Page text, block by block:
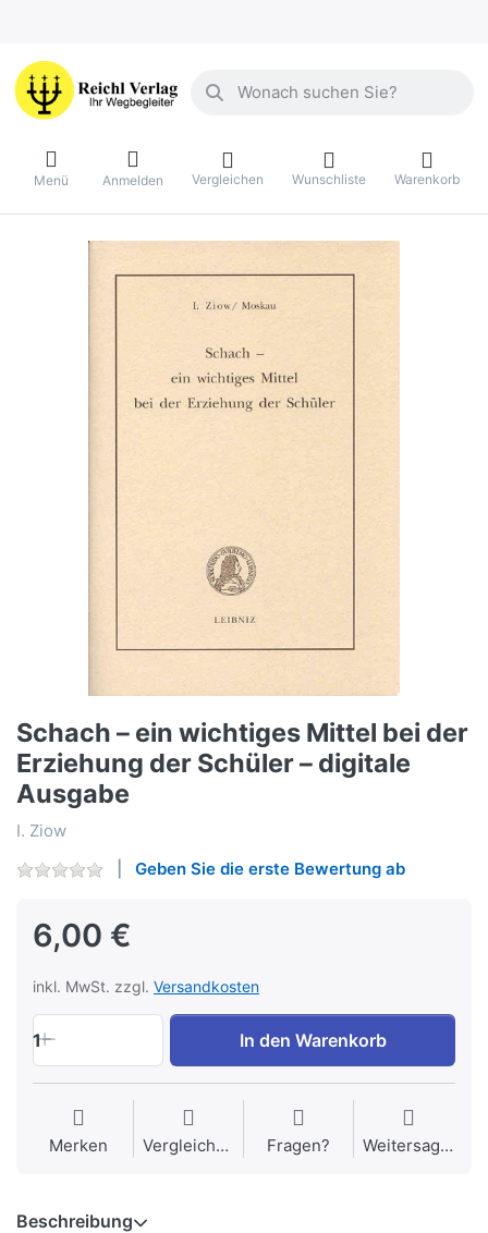
Geben Sie einen Suchbegriff ein.
Menü Anmelden Vergleichen Wunschliste Warenkorb
Schach – ein wichtiges Mittel bei der
Erziehung der Schüler – digitale
Ausgabe
I. Ziow
Geben Sie die erste Bewertung ab
6,00 €
inkl. MwSt. zzgl. Versandkosten
1 In den Warenkorb
Merken Vergleichen Fragen? Weitersagen
Beschreibung